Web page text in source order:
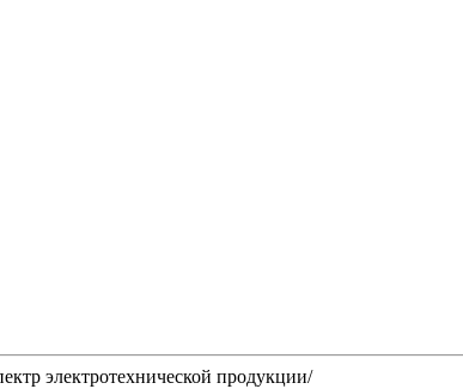
электротехнической продукции/